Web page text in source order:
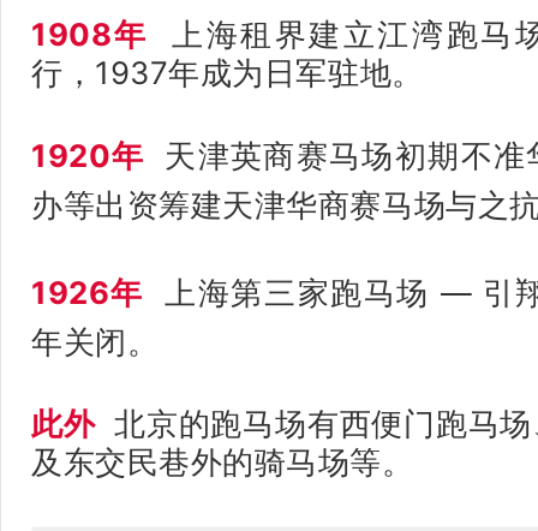
1908年 上海租界建立江湾跑马
行，1937年成为日军驻地。
1920年
天津英商赛马场初期不
办等出资筹建天津华商赛马场与之
1926年 上海第三家跑马场 — 引
年关闭。
此外 北京的跑马场有西便门跑马
及东交民巷外的骑马场等。